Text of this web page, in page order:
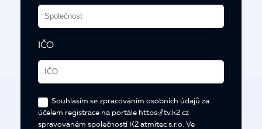
IČO
Souhlasím se zpracováním osobních údajů za
účelem registrace na portále https://tv.k2.cz
spravovaném společností K2 atmitec s.r.o. Ve